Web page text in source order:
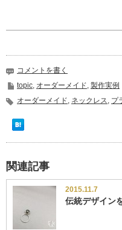
コメントを書く
topic, オーダーメイド, 製作実例
オーダーメイド, ネックレス, プ
関連記事
2015.11.7
伝統デザイン